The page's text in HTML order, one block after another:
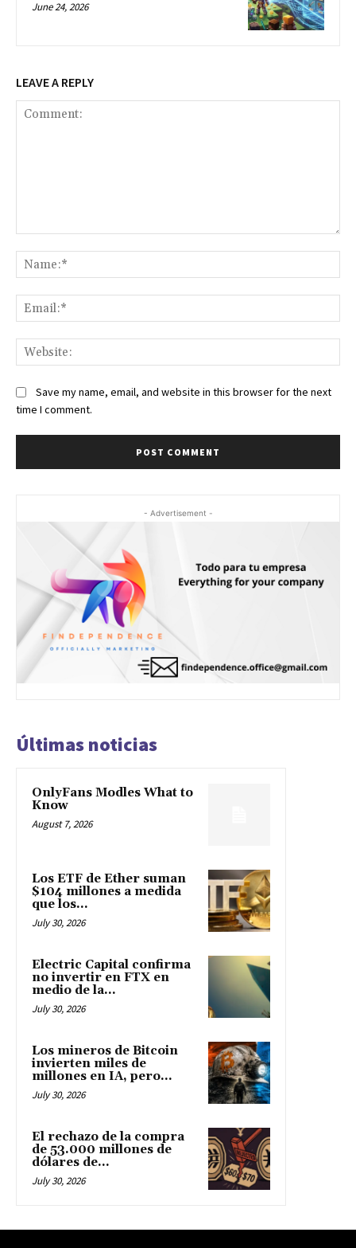
June 24, 2026
LEAVE A REPLY
Save my name, email, and website in this browser for the next
time I comment.
- Advertisement -
Últimas noticias
OnlyFans Modles What to
Know
August 7, 2026
Los ETF de Ether suman
$104 millones a medida
que los...
July 30, 2026
Electric Capital confirma
no invertir en FTX en
medio de la...
July 30, 2026
Los mineros de Bitcoin
invierten miles de
millones en IA, pero...
July 30, 2026
El rechazo de la compra
de 53.000 millones de
dólares de...
July 30, 2026